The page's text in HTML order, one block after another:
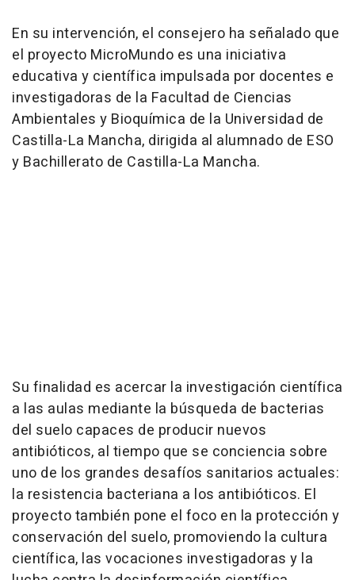
En su intervención, el consejero ha señalado que
el proyecto MicroMundo es una iniciativa
educativa y científica impulsada por docentes e
investigadoras de la Facultad de Ciencias
Ambientales y Bioquímica de la Universidad de
Castilla-La Mancha, dirigida al alumnado de ESO
y Bachillerato de Castilla-La Mancha.
Su finalidad es acercar la investigación científica
a las aulas mediante la búsqueda de bacterias
del suelo capaces de producir nuevos
antibióticos, al tiempo que se conciencia sobre
uno de los grandes desafíos sanitarios actuales:
la resistencia bacteriana a los antibióticos. El
proyecto también pone el foco en la protección y
conservación del suelo, promoviendo la cultura
científica, las vocaciones investigadoras y la